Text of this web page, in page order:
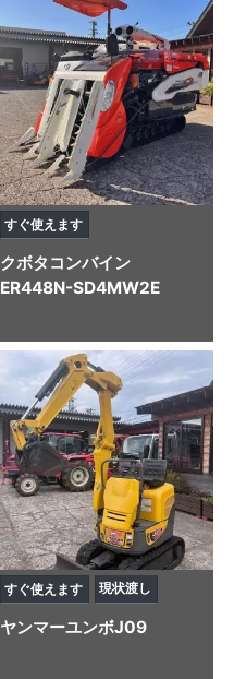
すぐ使えます
クボタ コンバイン
ER448N-SD4MW2E
すぐ使えます 現状渡し
ヤンマーユンボJ09